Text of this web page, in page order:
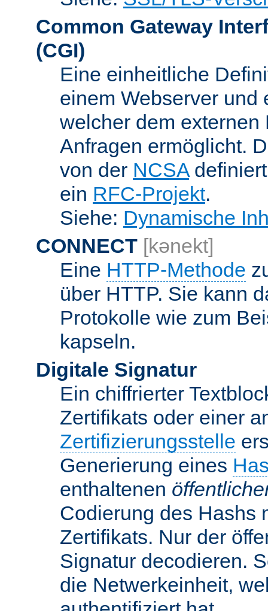
Common Gateway
(CGI)
Eine einheitliche
einem Webserver und
welcher dem
Anfragen ermöglicht.
von der NCSA
ein RFC-Projekt.
Siehe: Dynamische
CONNECT [kənekt]
Eine HTTP-Methode
über HTTP. Sie kann
Protokolle wie zum
kapseln.
Digitale Signatur
Ein chiffrierter
Zertifikats oder einer
Zertifizierungsstelle
Generierung eines
enthaltenen
Codierung des Hashs
Zertifikats. Nur der
Signatur decodieren.
die Netwerkeinheit,